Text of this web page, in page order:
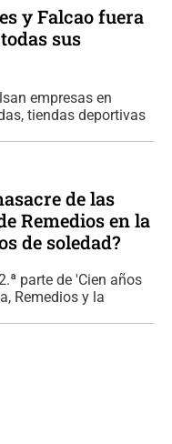
y Falcao fuera
sus
empresas en
tiendas deportivas
de las
Remedios en la
de soledad?
parte de 'Cien años
Remedios y la